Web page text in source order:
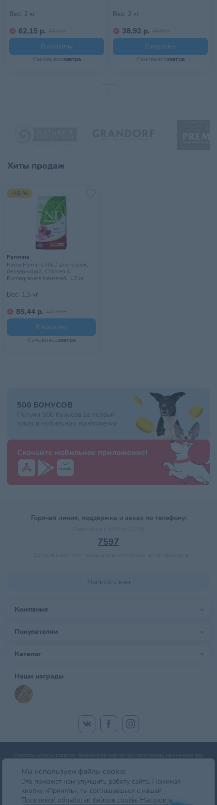
Вес: 2 кг
62,15 р. 73,12 р.
В корзину
Самовывоззавтра
Вес: 2 кг
38,92 р. 45,79 р.
В корзину
Самовывоззавтра
Хиты продаж
-15 %
Farmina
Корм Farmina N&D для кошек,
беззерновой, Chicken &
Pomegranate Neutered, 1,5 кг
Вес: 1,5 кг
85,44 р. 100,52 р.
В корзину
Самовывоззавтра
500 БОНУСОВ
Получи 500 бонусов за первый
заказ в мобильном приложении
Скачайте мобильное приложение!
Горячая линия, поддержка и заказ по телефону:
7597
Написать нам
Компания
Покупателям
Каталог
Наши награды
© zoobazar.by 2026 | ООО «Ветзообазар», УНП 192636458 | г. Минск, пр-т
Дзержинского, д. 5, оф.блок 2 (7 этаж)
Мы используем файлы cookie.
Это поможет нам улучшить работу сайта. Нажимая
кнопку «Принять», ты соглашаешься с нашей
Политикой обработки файлов cookie. Настроить